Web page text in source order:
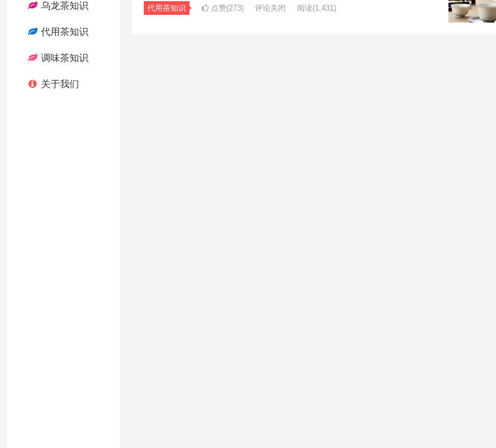
乌龙茶知识
代用茶知识
调味茶知识
关于我们
代用茶知识 点赞(273) 评论关闭 阅读(1,431)